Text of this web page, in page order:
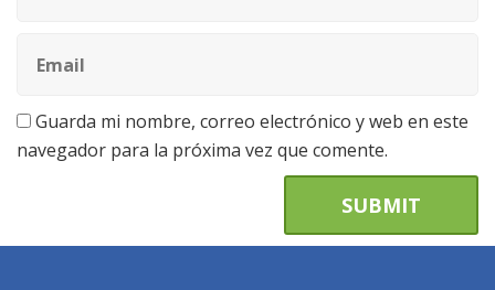
Guarda mi nombre, correo electrónico y web en este
navegador para la próxima vez que comente.